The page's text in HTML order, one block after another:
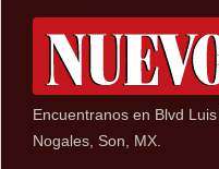
Encuentranos en Blvd
Nogales, Son, MX.